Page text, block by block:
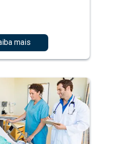
mais